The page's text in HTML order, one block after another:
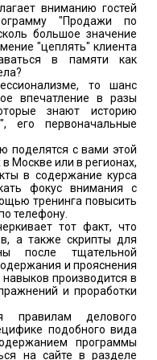
вниманию гостей
"Продажи по
большое значение
"цеплять" клиента
в памяти как
то шанс
впечатление в разы
знают историю
его первоначальные
поделятся с вами этой
Москве или в регионах,
в содержание курса
фокус внимания с
тренинга повысить
телефону.
тот факт, что
а также скрипты для
после тщательной
и прояснения
производится в
и проработки
правилам делового
подобного вида
программы
на сайте в разделе